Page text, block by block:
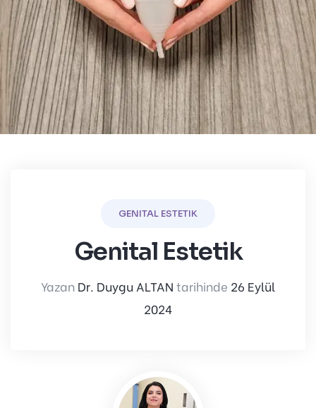
GENITAL ESTETIK
Genital Estetik
Yazan Dr. Duygu ALTAN tarihinde 26 Eylül
2024